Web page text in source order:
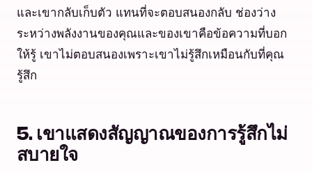
และเขากลับเก็บตัว แทนที่จะตอบสนองกลับ ช่องว่าง
ระหว่างพลังงานของคุณและของเขาคือข้อความที่บอก
ให้รู้ เขาไม่ตอบสนองเพราะเขาไม่รู้สึกเหมือนกับที่คุณ
รู้สึก
5. เขาแสดงสัญญาณของการรู้สึกไม่
สบายใจ